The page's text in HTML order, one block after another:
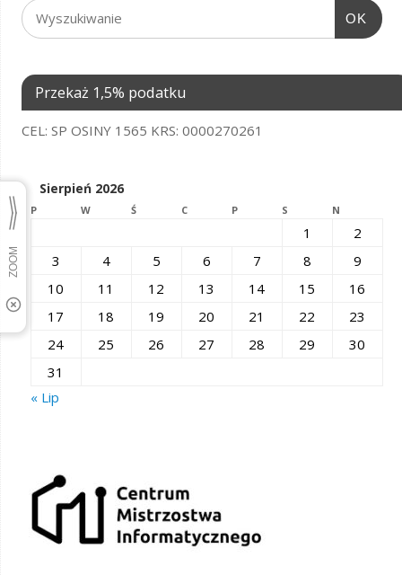
OK
Przekaż 1,5% podatku
CEL: SP OSINY 1565 KRS: 0000270261
Sierpień 2026
P W Ś C P S N
1
2
3
4 5 6 7 8
9
10
11 12 13 14 15
16
17
18 19 20 21 22
23
24
25 26 27 28 29
30
31
« Lip